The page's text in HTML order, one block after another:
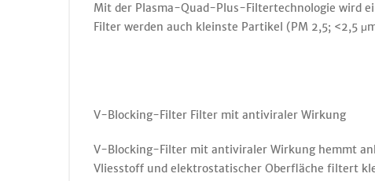
Mit der Plasma-Quad-Plus-Filtertechnologie wird
Filter werden auch kleinste Partikel (PM 2,5; <2,5
V-Blocking-Filter Filter mit antiviraler Wirkung
V-Blocking-Filter mit antiviraler Wirkung hemmt
Vliesstoff und elektrostatischer Oberfläche filtert